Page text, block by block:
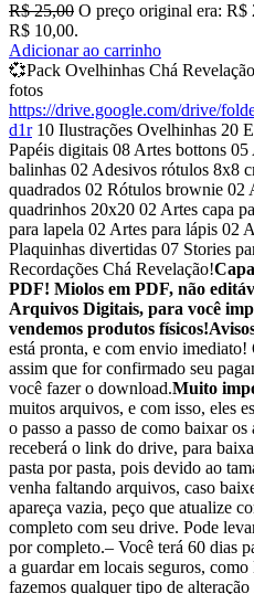
R$25,00 O preço original era: R$
R$ 10,00.
Adicionar ao carrinho
💞Pack Ovelhinhas Chá Revelação
fotos
https://drive.google.com/drive/
d1r 10 Ilustrações Ovelhinhas 20
Papéis digitais 08 Artes bottons
balinhas 02 Adesivos rótulos 8x8
quadrados 02 Rótulos brownie 02
quadrinhos 20x20 02 Artes capa
para lapela 02 Artes para lápis 02
Plaquinhas divertidas 07 Stories
Recordações Chá Revelação!
PDF! Miolos em PDF, não
Arquivos Digitais, para você
vendemos produtos físicos!
está pronta, e com envio imediato!
assim que for confirmado seu
você fazer o download.Muito
muitos arquivos, e com isso, eles
o passo a passo de como baixar
receberá o link do drive, para
pasta por pasta, pois devido ao
venha faltando arquivos, caso
apareça vazia, peço que atualize
completo com seu drive. Pode
por completo.– Você terá 60 dias
a guardar em locais seguros,
fazemos qualquer tipo de